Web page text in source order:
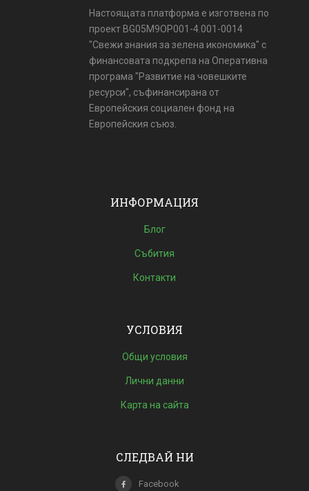
Настоящата платформа е изготвена по
проект BG05M9OP001-4.001-0014
"Свежи знания за зелена икономика" с
финансовата подкрепа на Оперативна
програма "Развитие на човешките
ресурси", съфинансирана от
Европейския социален фонд на
Европейския съюз.
ИНФОРМАЦИЯ
Блог
Събития
Контакти
УСЛОВИЯ
Общи условия
Лични данни
Карта на сайта
СЛЕДВАЙ НИ
Facebook